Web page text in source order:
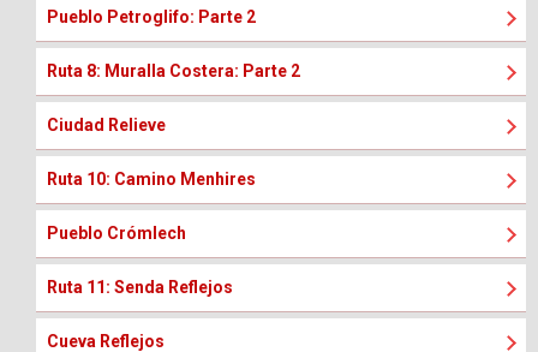
Pueblo Petroglifo: Parte 2
Ruta 8: Muralla Costera: Parte 2
Ciudad Relieve
Ruta 10: Camino Menhires
Pueblo Crómlech
Ruta 11: Senda Reflejos
Cueva Reflejos